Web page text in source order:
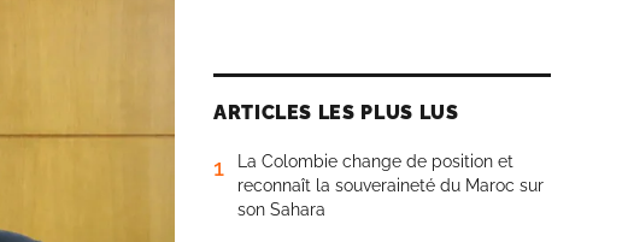
ARTICLES LES PLUS LUS
1
La Colombie change de position et
reconnaît la souveraineté du Maroc sur
son Sahara